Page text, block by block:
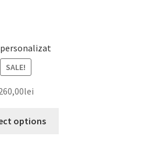
SALE!
lei
options